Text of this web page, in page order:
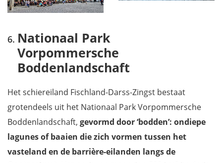
Nationaal Park
Vorpommersche
Boddenlandschaft
Het schiereiland Fischland-Darss-Zingst bestaat
grotendeels uit het Nationaal Park Vorpommersche
Boddenlandschaft, gevormd door ‘bodden’: ondiepe
lagunes of baaien die zich vormen tussen het
vasteland en de barrière-eilanden langs de